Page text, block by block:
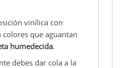
vinílica con
colores que aguantan
humedecida.
debes dar cola a la